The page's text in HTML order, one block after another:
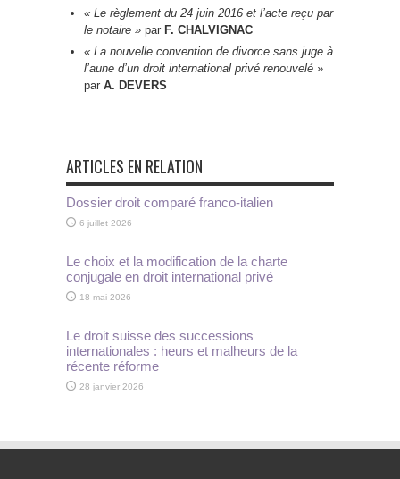
« Le règlement du 24 juin 2016 et l’acte reçu par
le notaire » par F. CHALVIGNAC
« La nouvelle convention de divorce sans juge à
l’aune d’un droit international privé renouvelé »
par A. DEVERS
ARTICLES EN RELATION
Dossier droit comparé franco-italien
6 juillet 2026
Le choix et la modification de la charte
conjugale en droit international privé
18 mai 2026
Le droit suisse des successions
internationales : heurs et malheurs de la
récente réforme
28 janvier 2026